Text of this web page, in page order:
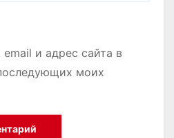
и адрес сайта в
моих